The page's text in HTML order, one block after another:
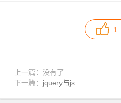
1
上一篇：没有了
下一篇： jquery与js